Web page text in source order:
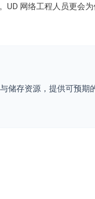
网络工程人员更会
储存资源，提供可预